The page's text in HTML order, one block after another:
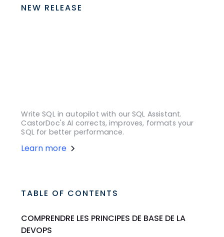
NEW RELEASE
Write SQL in autopilot with our SQL Assistant.
CastorDoc's AI corrects, improves, formats your
SQL for better performance.
Learn more
TABLE OF CONTENTS
COMPRENDRE LES PRINCIPES DE BASE DE LA
DEVOPS